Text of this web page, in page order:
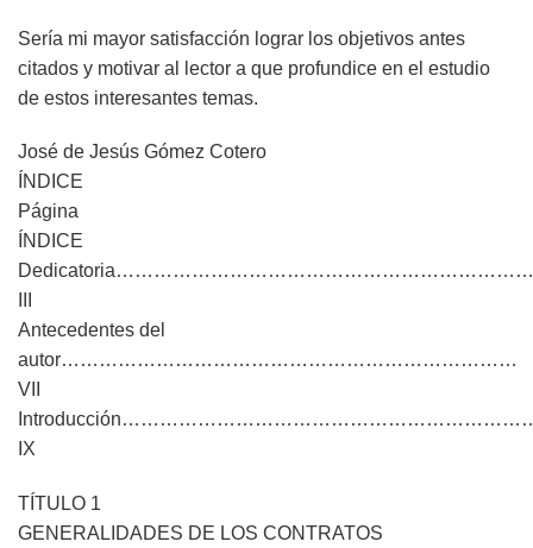
Sería mi mayor satisfacción lograr los objetivos antes
citados y motivar al lector a que profundice en el estudio
de estos interesantes temas.
José de Jesús Gómez Cotero
ÍNDICE
Página
ÍNDICE
Antecedentes del
autor………………………………………………………………
VII
IX
TÍTULO 1
GENERALIDADES DE LOS CONTRATOS